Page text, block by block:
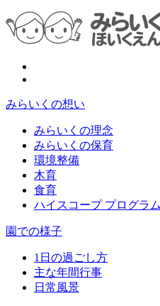
みらいくの想い
みらいくの理念
みらいくの保育
環境整備
木育
食育
ハイスコープ プログラム
園での様子
1日の過ごし方
主な年間行事
日常風景